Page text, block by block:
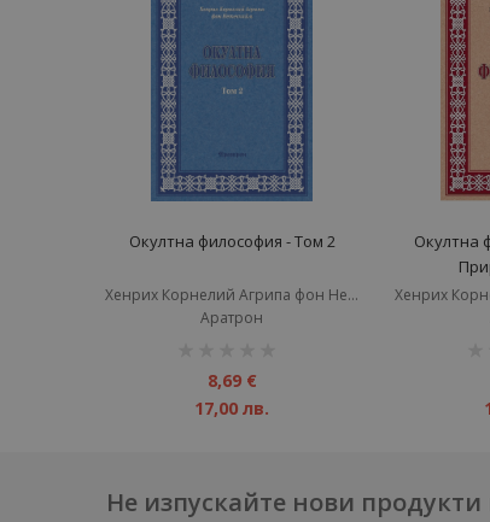
Окултна философия - Том 2
Хенрих Корнелий Агрипа фон Нетесхайм
Аратрон
8,69 €
17,00 лв.
Окултна
Не изпускайте нови